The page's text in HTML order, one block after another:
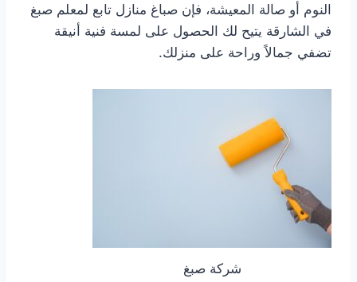
النوم أو صالة المعيشة، فإن صباغ منازل تابع لمعلم صبغ
في الشارقة يتيح لك الحصول على لمسة فنية أنيقة
تضفي جمالاً وراحة على منزلك.
شركة صبغ